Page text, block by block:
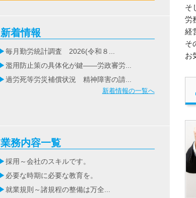
そ
労
経
そ
お
新着情報
毎月勤労統計調査 2026(令和８...
濫用防止策の具体化が鍵――労政審労...
過労死等労災補償状況 精神障害の請...
新着情報の一覧へ
業務内容一覧
採用～会社のスキルです。
必要な時期に必要な教育を。
就業規則～諸規程の整備は万全...